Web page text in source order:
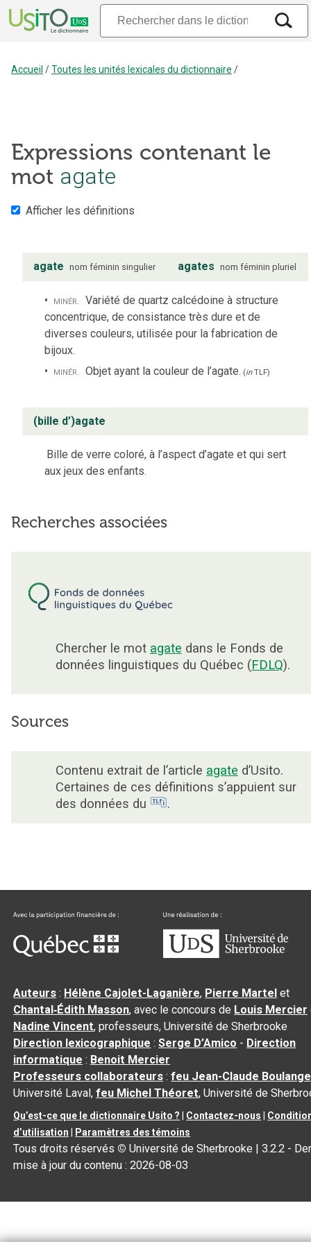
Accueil /Toutes les unités lexicales du dictionnaire /
Expressions contenant le
mot agate
Afficher les définitions
agate nom féminin singulier agates nom féminin pluriel
minér. Variété de quartz calcédoine à structure
concentrique, de consistance très dure et de
diverses couleurs, utilisée pour la fabrication de
bijoux.
minér. Objet ayant la couleur de l’agate. (inTLF)
(bille d’)agate
Bille de verre coloré, à l’aspect d’agate et qui sert
aux jeux des enfants.
Recherches associées
Chercher le mot agate dans le Fonds de
données linguistiques du Québec (FDLQ).
Sources
Contenu extrait de l’article agate d’Usito.
Certaines de ces définitions s’appuient sur
des données du
.
Auteurs : Hélène Cajolet-Laganière, Pierre Martel et
Chantal‑Édith Masson, avec le concours de Louis Mercier
Nadine Vincent, professeurs, Université de Sherbrooke
Direction lexicographique :Serge D’Amico - Direction
informatique : Benoit Mercier
Professeurs collaborateurs :feu Jean-Claude
Université Laval,feu Michel Théoret, Université de
Qu’est-ce que le dictionnaire Usito ? Contactez-nous
d’utilisation
Paramètres des témoins
Tous droits réservés © Université de Sherbrooke |3.2.2 -
mise à jour du contenu :2026-08-03